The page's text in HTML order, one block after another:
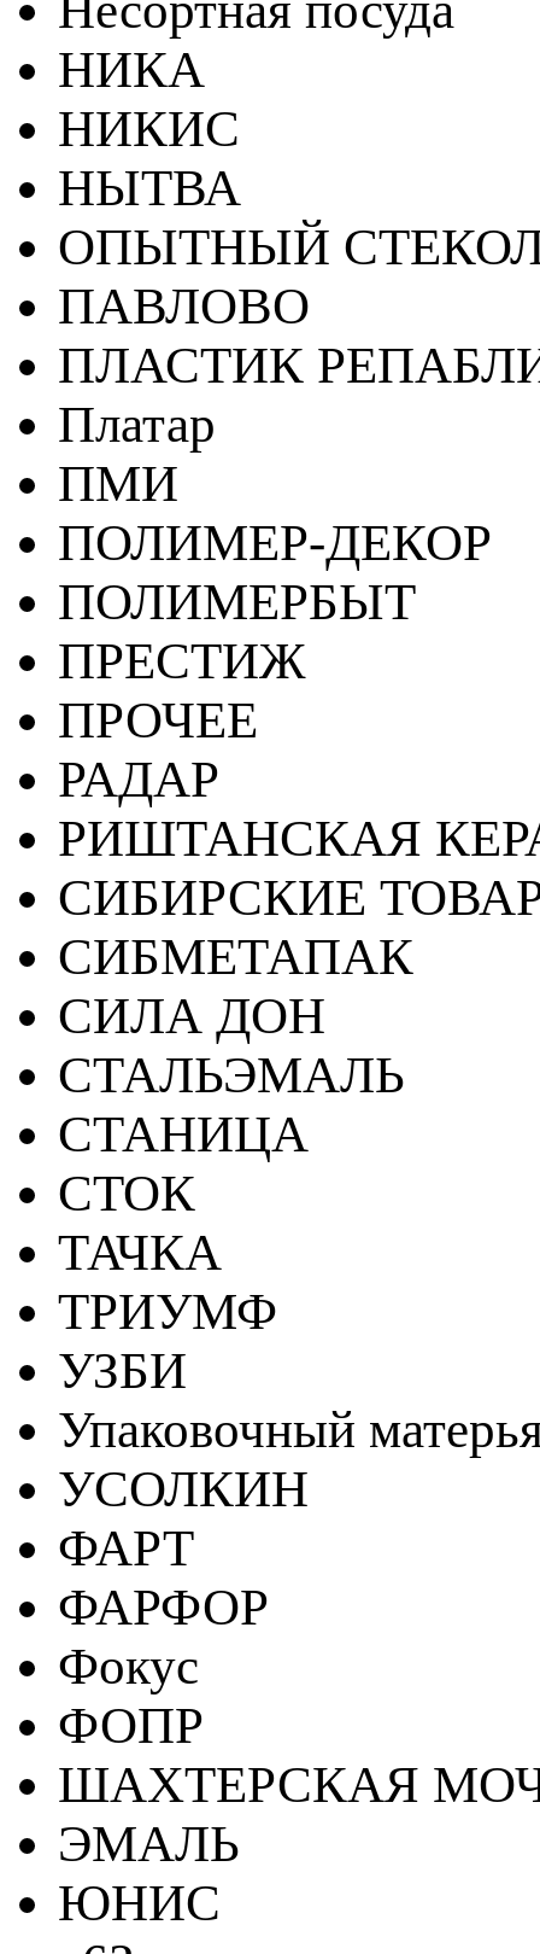
НИКА
НИКИС
НЫТВА
ОПЫТНЫЙ
ПАВЛОВО
ПЛАСТИК
Платар
ПМИ
ПОЛИМЕР-ДЕКОР
ПОЛИМЕРБЫТ
ПРЕСТИЖ
ПРОЧЕЕ
РАДАР
РИШТАНСКАЯ
СИБИРСКИЕ
СИБМЕТАПАК
СИЛА ДОН
СТАЛЬЭМАЛЬ
СТАНИЦА
СТОК
ТАЧКА
ТРИУМФ
УЗБИ
Упаковочный
УСОЛКИН
ФАРТ
ФАРФОР
Фокус
ФОПР
ШАХТЕРСКАЯ
ЭМАЛЬ
ЮНИС